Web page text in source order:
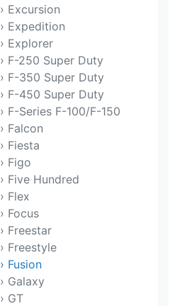
› Excursion
› Expedition
› Explorer
› F-250 Super Duty
› F-350 Super Duty
› F-450 Super Duty
› F-Series F-100/F-150
› Falcon
› Fiesta
› Figo
› Five Hundred
› Flex
› Focus
› Freestar
› Freestyle
› Fusion
› Galaxy
› GT